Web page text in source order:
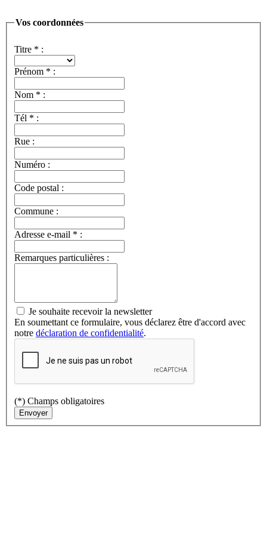
Vos coordonnées
Titre * :
Prénom * :
Nom * :
Tél * :
Rue :
Numéro :
Code postal :
Commune :
Adresse e-mail * :
Remarques particulières :
Je souhaite recevoir la newsletter
En soumettant ce formulaire, vous déclarez être d'accord avec
notre déclaration de confidentialité.
(*) Champs obligatoires
Envoyer